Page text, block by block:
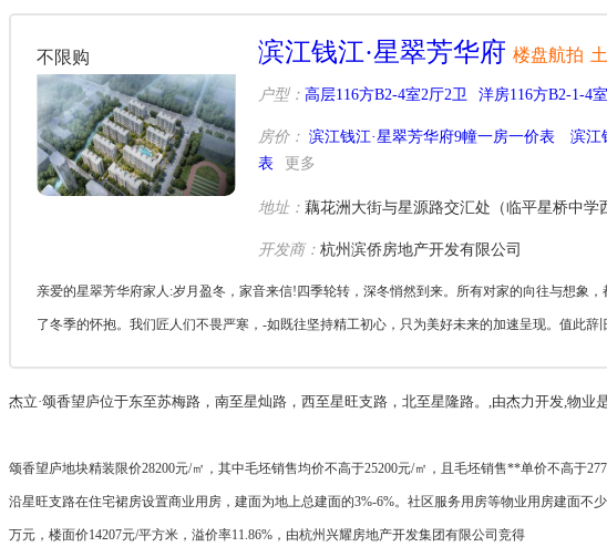
不限购 滨江钱江·星翠芳华府 楼盘航拍
户型： 高层116方B2-4室2厅2卫 洋房116方B2-1-4
房价： 滨江钱江·星翠芳华府9幢一房一价表
滨江
表
更多
地址： 藕花洲大街与星源路交汇处（临平星桥中学
开发商： 杭州滨侨房地产开发有限公司
亲爱的星翠芳华府家人:岁月盈冬，家音来信!四季轮转，深冬悄然到来。所有对家的向往与想象
了冬季的怀抱。我们匠人们不畏严寒，-如既往坚持精工初心，只为美好未来的加速呈现。值此
杰立·颂香望庐位于东至苏梅路，南至星灿路，西至星旺支路，北至星隆路。,由杰力开发,物业
颂香望庐地块精装限价28200元/㎡，其中毛坯销售均价不高于25200元/㎡，且毛坯销售**单价不高于
沿星旺支路在住宅裙房设置商业用房，建面为地上总建面的3%-6%。社区服务用房等物业用房建面不
万元，楼面价14207元/平方米，溢价率11.86%，由杭州兴耀房地产开发集团有限公司竞得